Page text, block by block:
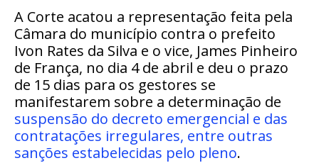
A Corte acatou a representação feita pela
Câmara do município contra o prefeito
Ivon Rates da Silva e o vice, James Pinheiro
de França, no dia 4 de abril e deu o prazo
de 15 dias para os gestores se
manifestarem sobre a determinação de
suspensão do decreto emergencial e das
contratações irregulares, entre outras
sanções estabelecidas pelo pleno.